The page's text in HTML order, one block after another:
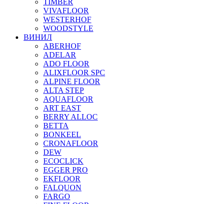
TIMBER
VIVAFLOOR
WESTERHOF
WOODSTYLE
ВИНИЛ
ABERHOF
ADELAR
ADO FLOOR
ALIXFLOOR SPC
ALPINE FLOOR
ALTA STEP
AQUAFLOOR
ART EAST
BERRY ALLOC
BETTA
BONKEEL
CRONAFLOOR
DEW
ECOCLICK
EGGER PRO
EKFLOOR
FALQUON
FARGO